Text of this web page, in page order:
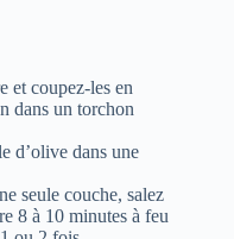
et coupez-les en
dans un torchon
d’olive dans une
seule couche, salez
8 à 10 minutes à feu